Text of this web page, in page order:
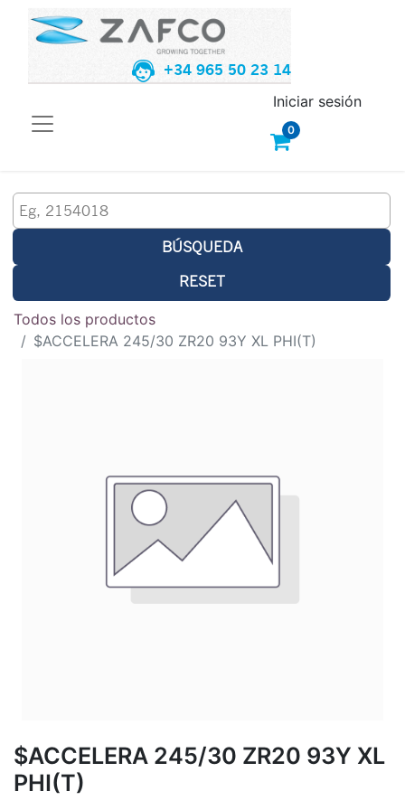
+34 965 50 23 14
0
Iniciar sesión
BÚSQUEDA
RESET
Todos los productos
$ACCELERA 245/30 ZR20 93Y XL PHI(T)
$ACCELERA 245/30 ZR20 93Y XL
PHI(T)